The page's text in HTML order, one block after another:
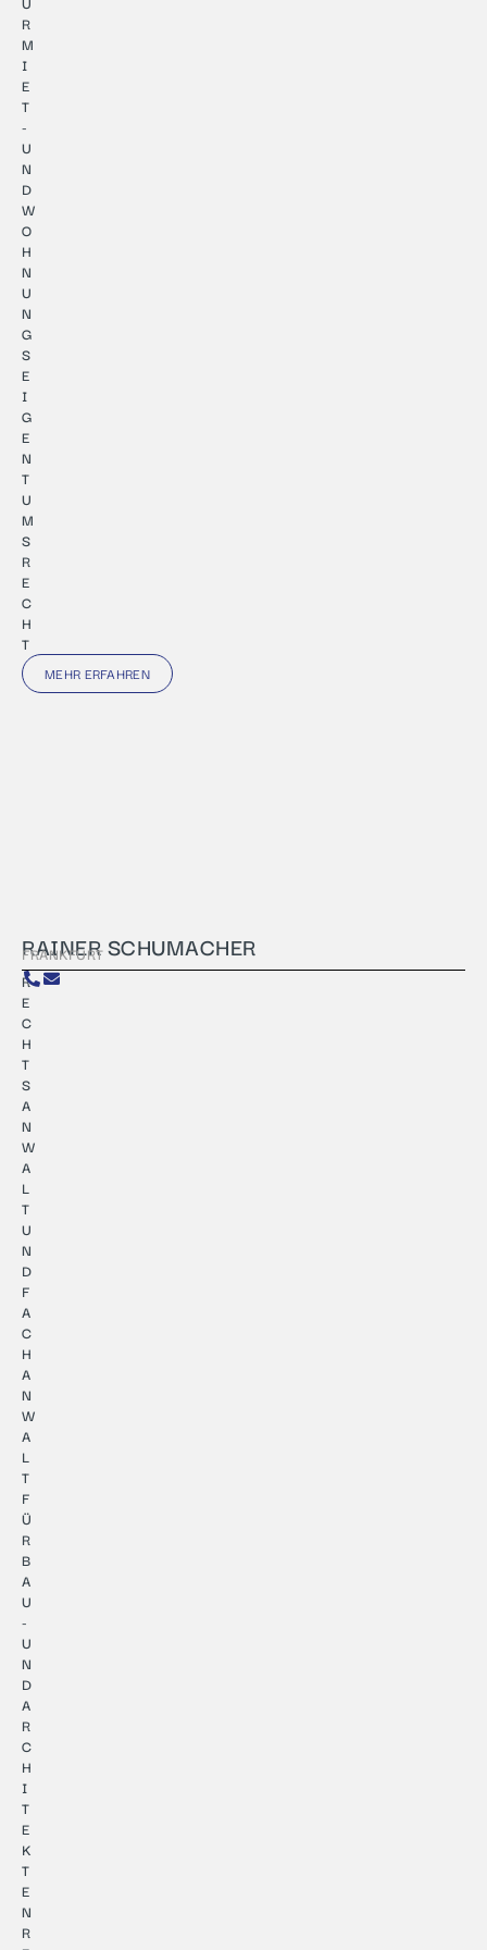
R
M
I
E
T
-
U
N
D
W
O
H
N
U
N
G
S
E
I
G
E
N
T
U
M
S
R
E
C
H
T
MEHR ERFAHREN
RAINER SCHUMACHER
FRANKFURT
R
E
C
H
T
S
A
N
W
A
L
T
U
N
D
F
A
C
H
A
N
W
A
L
T
F
Ü
R
B
A
U
-
U
N
D
A
R
C
H
I
T
E
K
T
E
N
R